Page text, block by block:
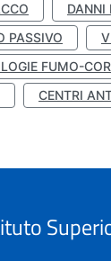
DANNI
PASSIVO
FUMO-
CENTRI